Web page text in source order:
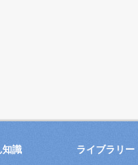
知識 ライブラリー